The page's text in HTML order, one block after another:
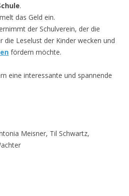
.
das Geld ein.
der Schulverein, der die
die Leselust der Kinder wecken und
fördern möchte.
eine interessante und spannende
Meisner, Til Schwartz,